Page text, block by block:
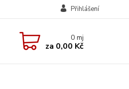
Přihlášení
0mj
za 0,00 Kč